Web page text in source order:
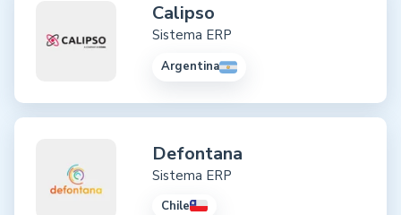
Argentina
Calipso
Sistema ERP
Chile
Defontana
Sistema ERP